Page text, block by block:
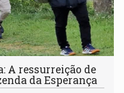
A ressurreição de
da Esperança